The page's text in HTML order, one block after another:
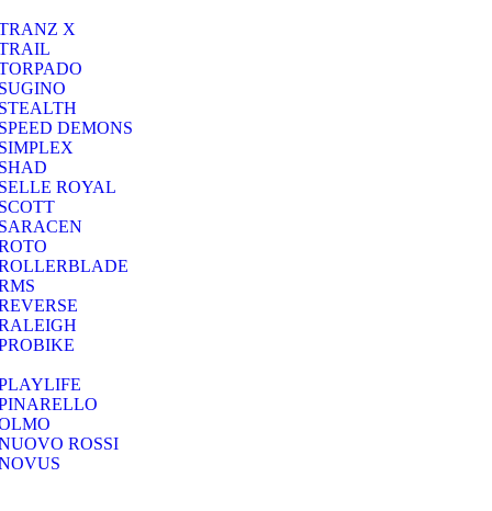
X
DEMONS
ROYAL
ROSSI